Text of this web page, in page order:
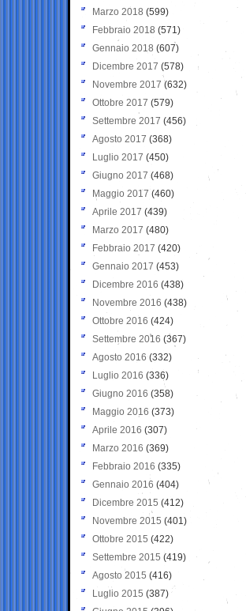
Marzo 2018 (599)
Febbraio 2018 (571)
Gennaio 2018 (607)
Dicembre 2017 (578)
Novembre 2017 (632)
Ottobre 2017 (579)
Settembre 2017 (456)
Agosto 2017 (368)
Luglio 2017 (450)
Giugno 2017 (468)
Maggio 2017 (460)
Aprile 2017 (439)
Marzo 2017 (480)
Febbraio 2017 (420)
Gennaio 2017 (453)
Dicembre 2016 (438)
Novembre 2016 (438)
Ottobre 2016 (424)
Settembre 2016 (367)
Agosto 2016 (332)
Luglio 2016 (336)
Giugno 2016 (358)
Maggio 2016 (373)
Aprile 2016 (307)
Marzo 2016 (369)
Febbraio 2016 (335)
Gennaio 2016 (404)
Dicembre 2015 (412)
Novembre 2015 (401)
Ottobre 2015 (422)
Settembre 2015 (419)
Agosto 2015 (416)
Luglio 2015 (387)